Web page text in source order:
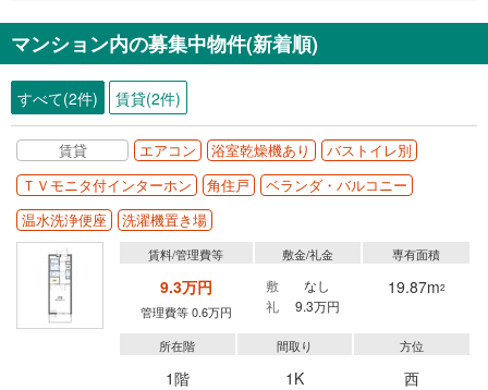
マンション内の募集中物件(新着順)
すべて(2件) 賃貸(2件)
賃貸 エアコン 浴室乾燥機あり
バストイレ別
ＴＶモニタ付インターホン
角住戸
ベランダ・バルコニー
温水洗浄便座
洗濯機置き場
賃料/管理費等
9.3万円
管理費等 0.6万円
敷金/礼金
敷
なし
礼
9.3万円
専有面積
19.87m2
所在階
1階
間取り
1K
方位
西